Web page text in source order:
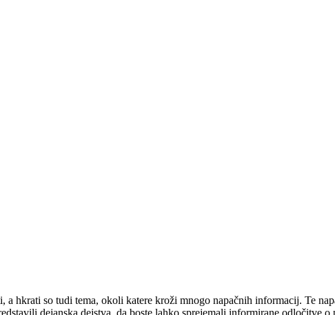
a hkrati so tudi tema, okoli katere kroži mnogo napačnih informacij. Te
dejanska dejstva, da boste lahko sprejemali informirane odločitve o